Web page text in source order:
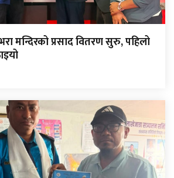
मन्दिरको प्रसाद वितरण सुरु, पहिलो